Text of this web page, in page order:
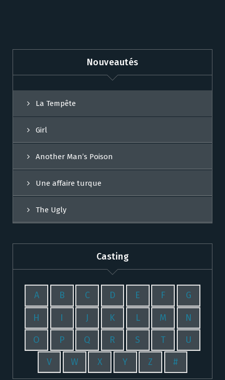
Nouveautés
La Tempête
Girl
Another Man’s Poison
Une affaire turque
The Ugly
Casting
A B C D E F G
H I J K L M N
O P Q R S T U
V W X Y Z #